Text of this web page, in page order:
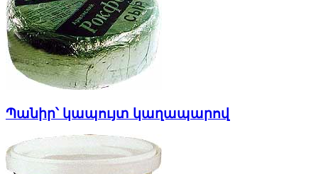
Պանիր՝ կապույտ կաղապարով